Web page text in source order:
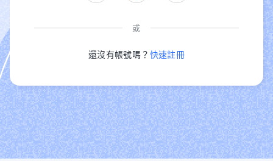
或
還沒有帳號嗎？ 快速註冊